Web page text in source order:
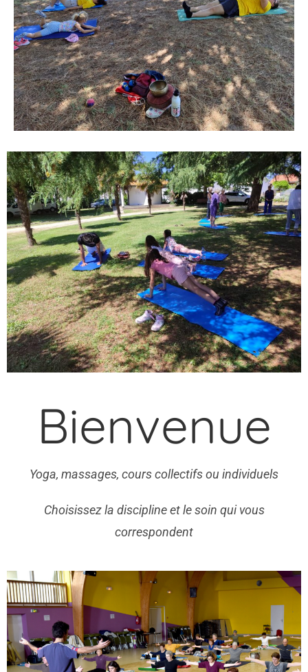
Bienvenue
Yoga, massages, cours collectifs ou individuels
Choisissez la discipline et le soin qui vous
correspondent